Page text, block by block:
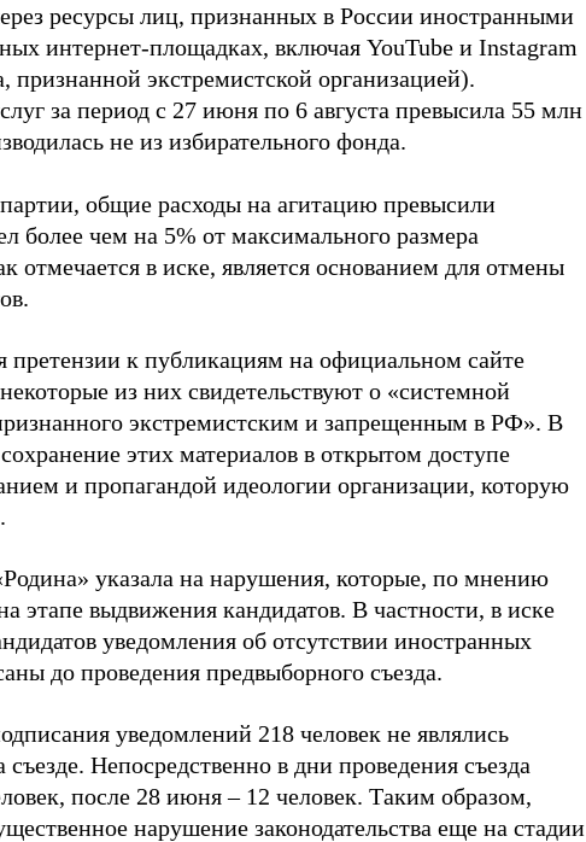
ресурсы лиц, признанных в России иностранными
интернет-площадках, включая YouTube и Instagram
экстремистской организацией).
за период с 27 июня по 6 августа превысила 55 млн
не из избирательного фонда.
общие расходы на агитацию превысили
более чем на 5% от максимального размера
отмечается в иске, является основанием для отмены
претензии к публикациям на официальном сайте
из них свидетельствуют о «системной
экстремистским и запрещенным в РФ». В
этих материалов в открытом доступе
и пропагандой идеологии организации, которую
указала на нарушения, которые, по мнению
этапе выдвижения кандидатов. В частности, в иске
уведомления об отсутствии иностранных
до проведения предвыборного съезда.
уведомлений 218 человек не являлись
Непосредственно в дни проведения съезда
после 28 июня – 12 человек. Таким образом,
нарушение законодательства еще на стадии